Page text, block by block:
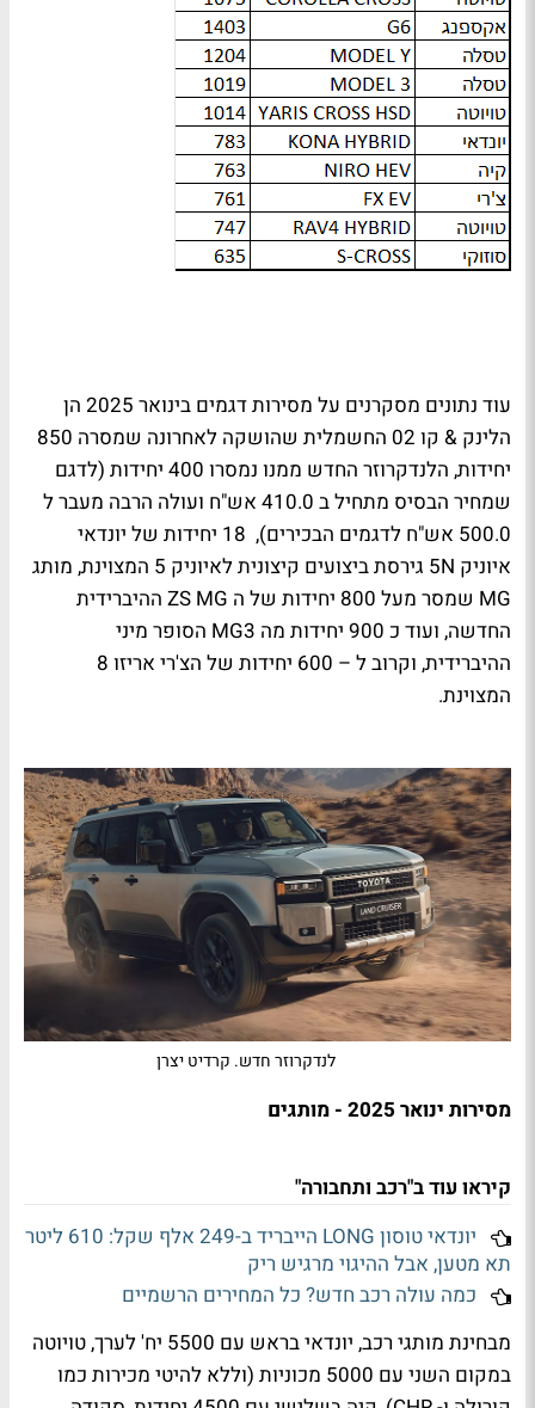
עוד נתונים מסקרנים על מסירות דגמים בינואר 2025 הן
הלינק & קו 02 החשמלית שהושקה לאחרונה שמסרה 850
יחידות, הלנדקרוזר החדש ממנו נמסרו 400 יחידות (לדגם
שמחיר הבסיס מתחיל ב 410.0 אש"ח ועולה הרבה מעבר ל
500.0 אש"ח לדגמים הבכירים),
18 יחידות של יונדאי
איוניק 5N גירסת ביצועים קיצונית לאיוניק 5 המצוינת, מותג
MG שמסר מעל 800 יחידות של ה MG
ZS ההיברידית
החדשה, ועוד כ 900 יחידות מה
MG3 הסופר מיני
ההיברידית, וקרוב ל – 600 יחידות של הצ'רי אריזו 8
המצוינת.
לנדקרוזר חדש. קרדיט יצרן
מסירות ינואר 2025 - מותגים
קיראו עוד ב"רכב ותחבורה"
יונדאי טוסון LONG הייבריד ב-249 אלף שקל: 610 ליטר
תא מטען, אבל ההיגוי מרגיש ריק
כמה עולה רכב חדש? כל המחירים הרשמיים
מבחינת מותגי רכב, יונדאי בראש עם 5500 יח' לערך, טויוטה
במקום השני עם 5000 מכוניות (וללא להיטי מכירות כמו